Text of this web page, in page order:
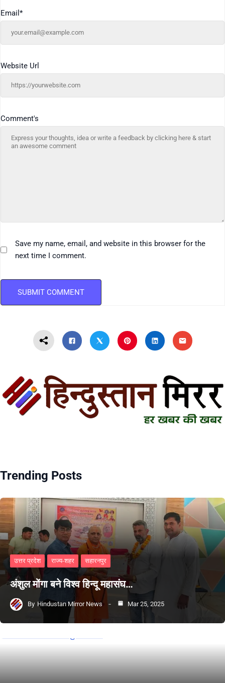
Comment's
Email *
Website Url
Save my name, email, and website in this browser for the
next time I comment.
Trending Posts
उत्तर प्रदेश राज्य-शहर सहारनपुर
अंशुल मोंगा बने विश्व हिन्दू महासंघ…
By Hindustan Mirror News Mar 25, 2025